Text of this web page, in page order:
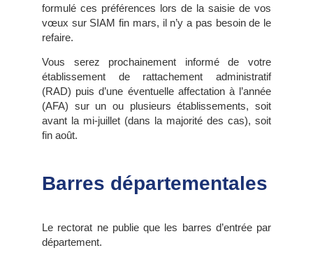
formulé ces préférences lors de la saisie de vos
vœux sur SIAM fin mars, il n’y a pas besoin de le
refaire.
Vous serez prochainement informé de votre
établissement de rattachement administratif
(RAD) puis d’une éventuelle affectation à l’année
(AFA) sur un ou plusieurs établissements, soit
avant la mi-juillet (dans la majorité des cas), soit
fin août.
Barres départementales
Le rectorat ne publie que les barres d’entrée par
département.